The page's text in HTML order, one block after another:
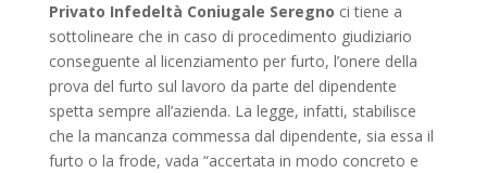
Privato Infedeltà Coniugale Seregno ci tiene a
sottolineare che in caso di procedimento giudiziario
conseguente al licenziamento per furto, l’onere della
prova del furto sul lavoro da parte del dipendente
spetta sempre all’azienda. La legge, infatti, stabilisce
che la mancanza commessa dal dipendente, sia essa il
furto o la frode, vada “accertata in modo concreto e